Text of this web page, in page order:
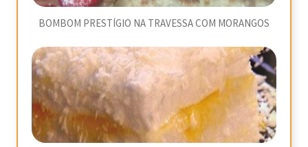
BOMBOM PRESTÍGIO NA TRAVESSA COM MORANGOS